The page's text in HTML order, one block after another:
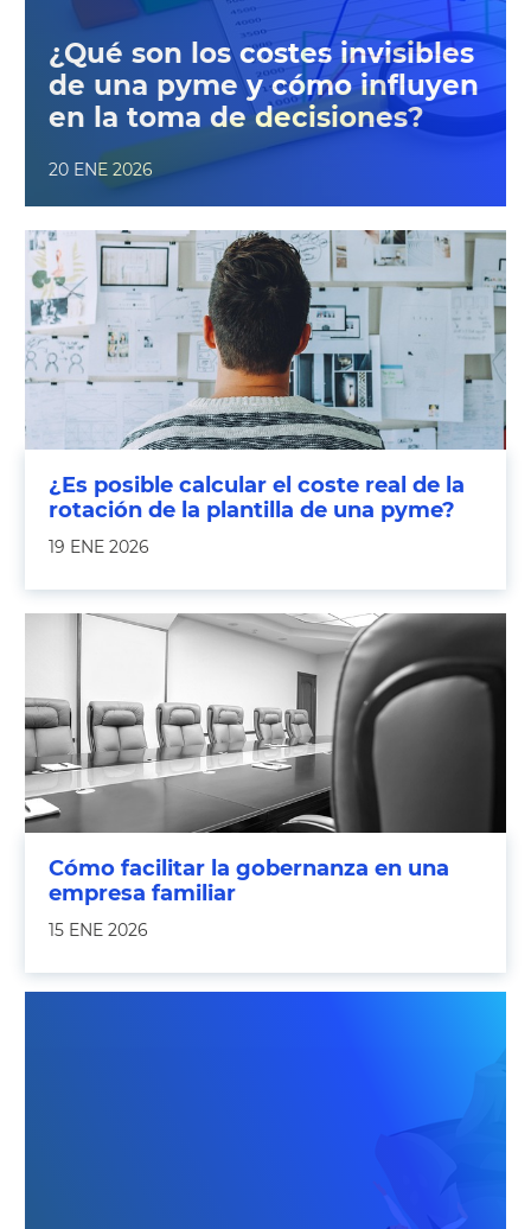
¿Qué son los costes invisibles
de una pyme y cómo influyen
en la toma de decisiones?
20 ENE 2026
¿Es posible calcular el coste real de la
rotación de la plantilla de una pyme?
19 ENE 2026
Cómo facilitar la gobernanza en una
empresa familiar
15 ENE 2026